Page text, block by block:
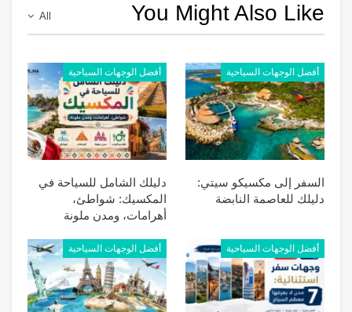
All You Might Also Like
أفضل الوجهات السياحية
السفر إلى مكسيكو سيتي:
دليلك للعاصمة النابضة
أفضل الوجهات السياحية
دليلك الشامل للسياحة في
المكسيك: شواطئ،
أهرامات، ومدن ملونة
أفضل الوجهات السياحية أفضل الوجهات السياحية